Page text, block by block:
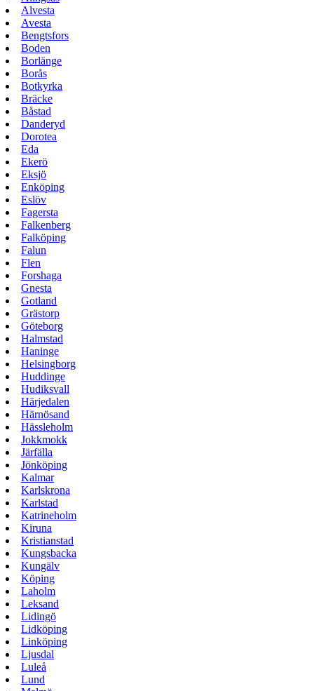
Alvesta
Avesta
Bengtsfors
Boden
Borlänge
Borås
Botkyrka
Bräcke
Båstad
Danderyd
Dorotea
Eda
Ekerö
Eksjö
Enköping
Eslöv
Fagersta
Falkenberg
Falköping
Falun
Flen
Forshaga
Gnesta
Gotland
Grästorp
Göteborg
Halmstad
Haninge
Helsingborg
Huddinge
Hudiksvall
Härjedalen
Härnösand
Hässleholm
Jokkmokk
Järfälla
Jönköping
Kalmar
Karlskrona
Karlstad
Katrineholm
Kiruna
Kristianstad
Kungsbacka
Kungälv
Köping
Laholm
Leksand
Lidingö
Lidköping
Linköping
Ljusdal
Luleå
Lund